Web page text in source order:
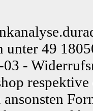
unter 49
-